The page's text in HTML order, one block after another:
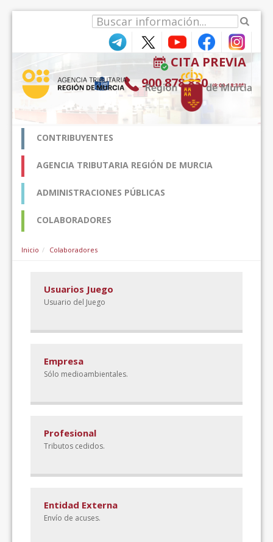
CITA PREVIA
900 878 830 (9:00-18:30*)
CONTRIBUYENTES
AGENCIA TRIBUTARIA REGIÓN DE MURCIA
ADMINISTRACIONES PÚBLICAS
COLABORADORES
Inicio Colaboradores
Usuarios Juego
Usuario del Juego
Empresa
Sólo medioambientales.
Profesional
Tributos cedidos.
Entidad Externa
Envío de acuses.